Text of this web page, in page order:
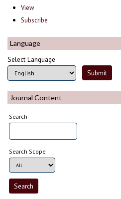
View
Subscribe
Language
Select Language
Journal Content
Search
Search Scope